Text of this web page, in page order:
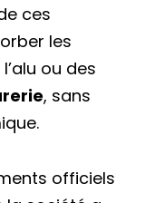
ces
les
ou des
, sans
officiels